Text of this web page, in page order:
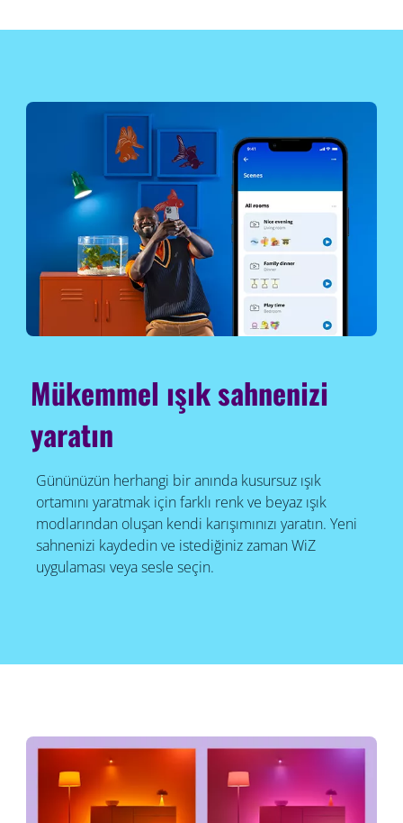
Mükemmel ışık sahnenizi
yaratın
Gününüzün herhangi bir anında kusursuz ışık
ortamını yaratmak için farklı renk ve beyaz ışık
modlarından oluşan kendi karışımınızı yaratın. Yeni
sahnenizi kaydedin ve istediğiniz zaman WiZ
uygulaması veya sesle seçin.